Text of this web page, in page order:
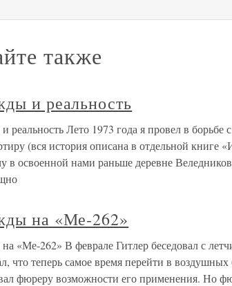
также
и реальность
реальность Лето 1973 года я провел в
(вся история описана в отдельной книге
в освоенной нами раньше деревне
на «Ме-262»
«Ме-262» В феврале Гитлер беседовал с
что теперь самое время перейти в
фюреру возможности его применения. Но